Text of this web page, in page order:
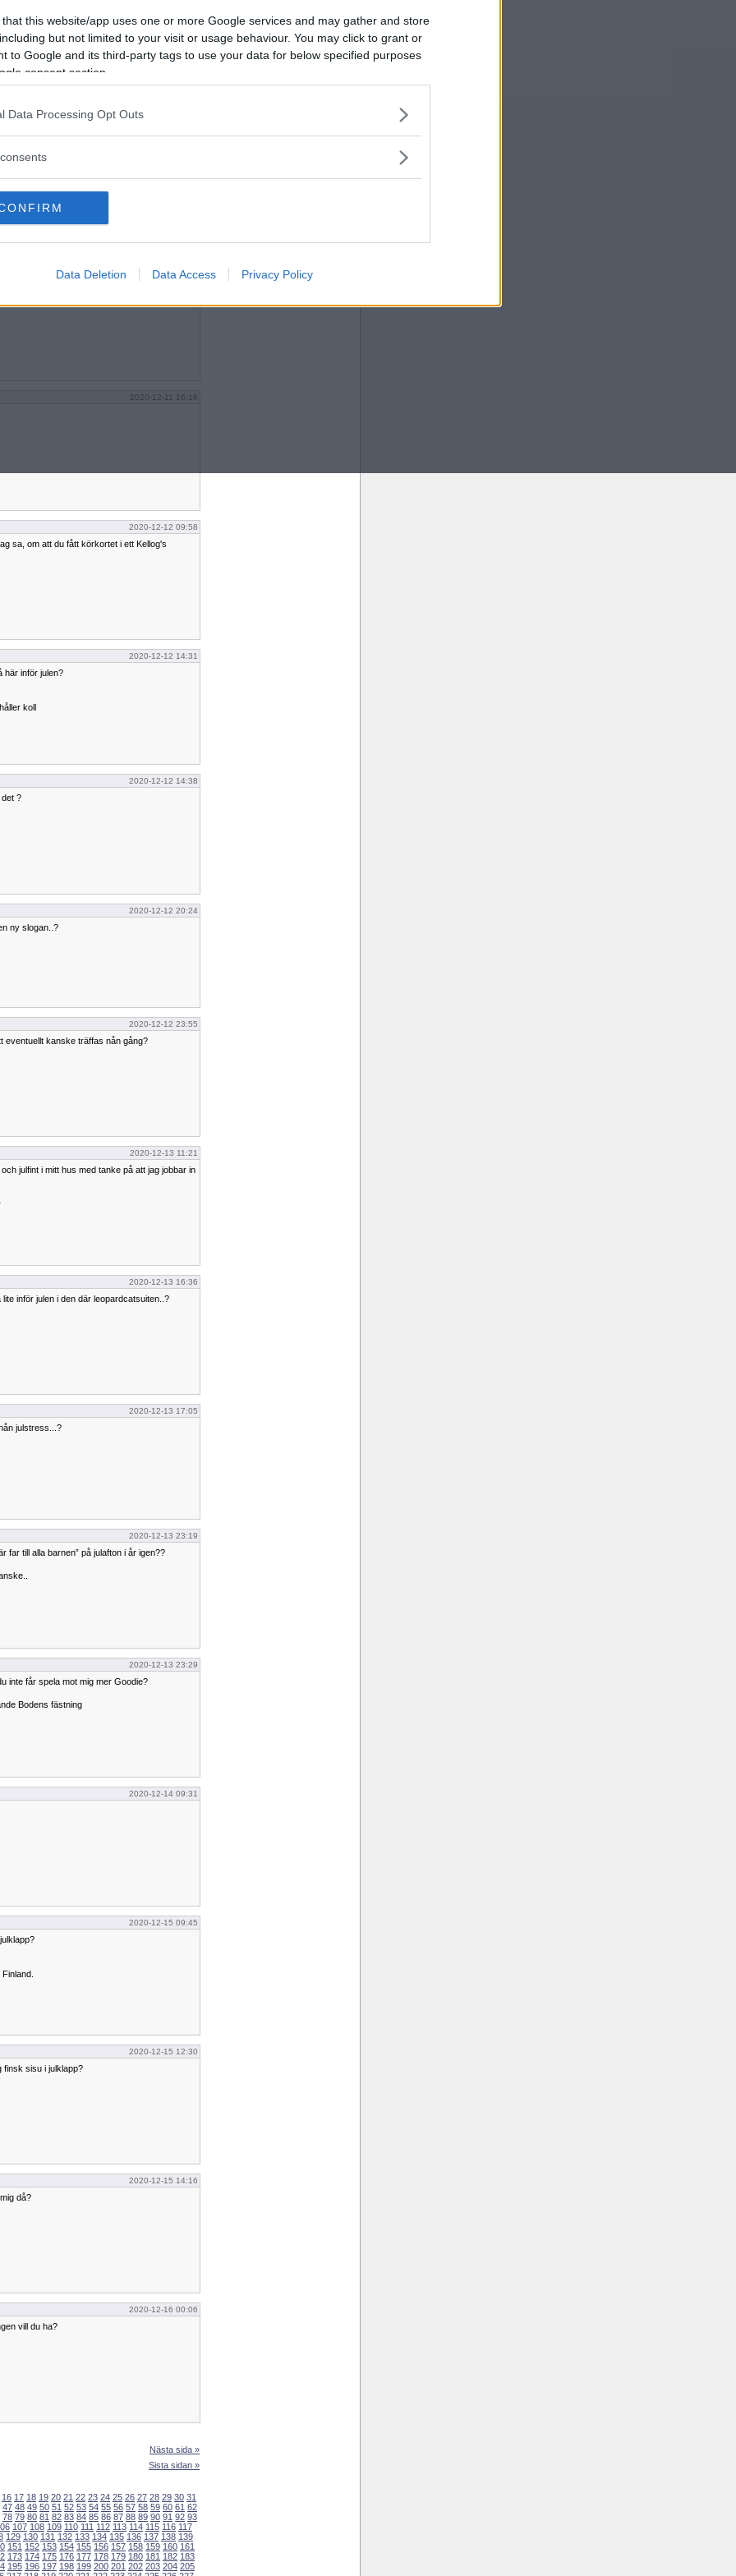
this website/app uses one or more Google services and may gather and store
but not limited to your visit or usage behaviour. You may click to grant or
to Google and its third-party tags to use your data for below specified purposes
consent section.
Data Processing Opt Outs
Data Deletion Data Access Privacy Policy
2020-12-11 13:51
2020-12-11 16:16
2020-12-12 09:58
sa, om att du fått körkortet i ett Kellog's
2020-12-12 14:31
här inför julen?
koll
2020-12-12 14:38
?
2020-12-12 20:24
ny slogan..?
2020-12-12 23:55
eventuellt kanske träffas nån gång?
2020-12-13 11:21
julfint i mitt hus med tanke på att jag jobbar in
2020-12-13 16:36
inför julen i den där leopardcatsuiten..?
2020-12-13 17:05
julstress...?
2020-12-13 23:19
far till alla barnen” på julafton i år igen??
2020-12-13 23:29
inte får spela mot mig mer Goodie?
Bodens fästning
2020-12-14 09:31
2020-12-15 09:45
2020-12-15 12:30
finsk sisu i julklapp?
2020-12-15 14:16
då?
2020-12-16 00:06
vill du ha?
Nästa sida »
Sista sidan »
16 17 18 19 20 21 22 23 24 25 26 27 28 29 30 31
47 48 49 50 51 52 53 54 55 56 57 58 59 60 61 62
78 79 80 81 82 83 84 85 86 87 88 89 90 91 92 93
107 108 109 110 111 112 113 114 115 116 117
129 130 131 132 133 134 135 136 137 138 139
151 152 153 154 155 156 157 158 159 160 161
173 174 175 176 177 178 179 180 181 182 183
195 196 197 198 199 200 201 202 203 204 205
Vill du bli
medlem?